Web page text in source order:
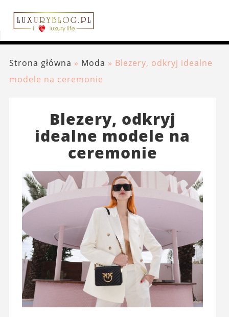
Strona główna » Moda » Blezery, odkryj idealne
modele na ceremonie
Blezery, odkryj
idealne modele na
ceremonie